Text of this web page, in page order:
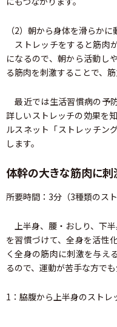
（2）朝から身体を滑らかに
ストレッチをすると筋肉
になるので、朝から活動し
る筋肉を刺激することで、
最近では生活習慣病の予
詳しいストレッチの効果を
ルスネット「ストレッチン
します。
体幹の大きな筋肉に刺
所要時間：3分（3種類のス
上半身、腰・おしり、下
を習慣づけて、全身を活性
く全身の筋肉に刺激を与え
るので、運動が苦手な方でも
1：脇腹から上半身のストレ